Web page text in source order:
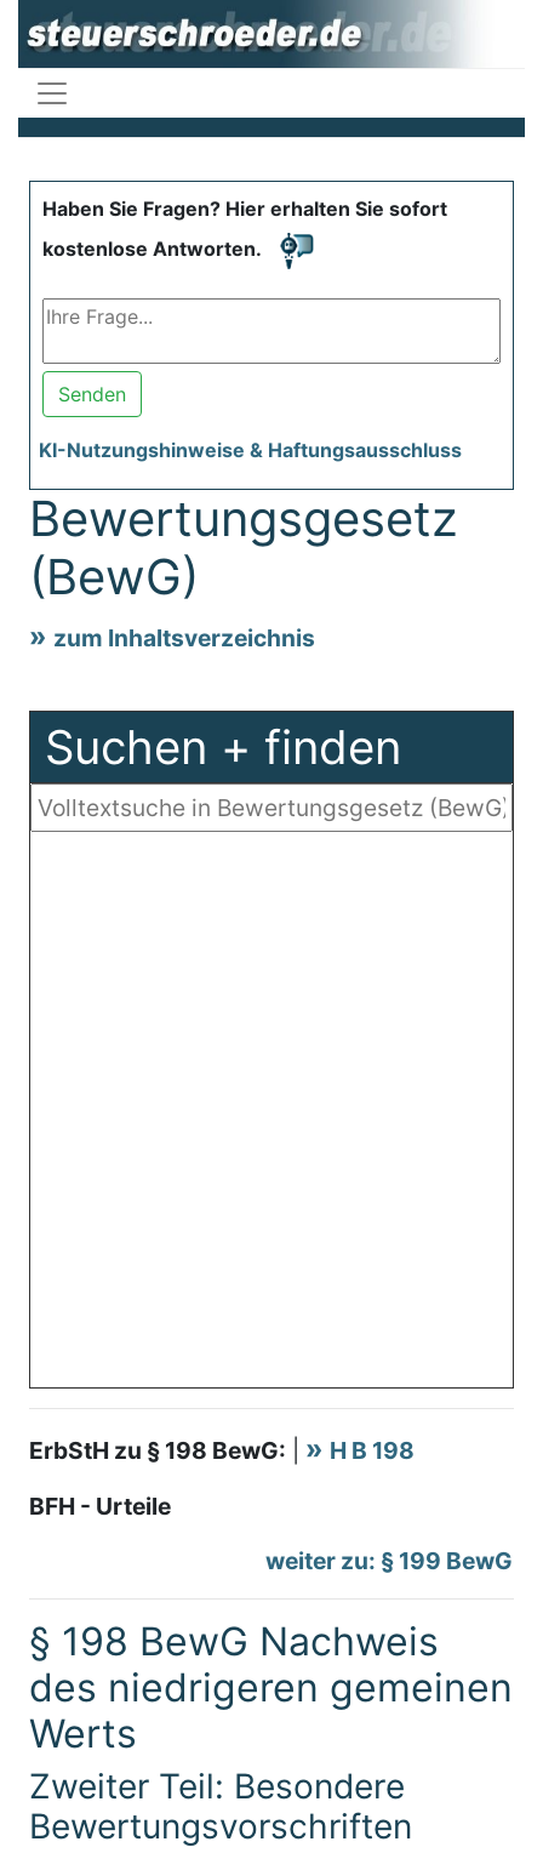
Haben Sie Fragen? Hier erhalten Sie sofort
kostenlose Antworten.
Senden
KI-Nutzungshinweise & Haftungsausschluss
Bewertungsgesetz
(BewG)
zum Inhaltsverzeichnis
Suchen + finden
ErbStH zu § 198 BewG:
H B 198
BFH - Urteile
weiter zu: § 199 BewG
§ 198 BewG Nachweis
des niedrigeren gemeinen
Werts
Zweiter Teil: Besondere
Bewertungsvorschriften